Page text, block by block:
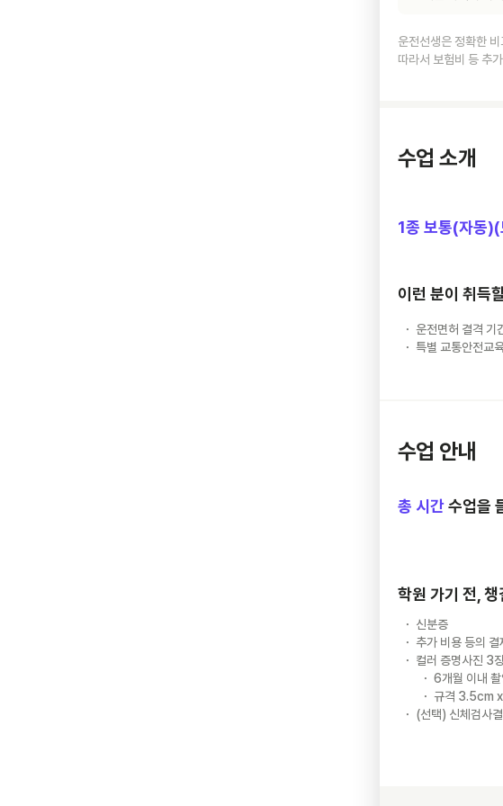
운전선생은 정확한
따라서 보험비 등 추
수업 소개
1종 보통(자동
이런 분이 취득
운전면허 결격 기
특별 교통안전교
수업 안내
총 시간수업을
학원 가기 전, 챙
신분증
추가 비용 등의
컬러 증명사진 3
6개월 이내 촬
규격 3.5cm
(선택) 신체검사